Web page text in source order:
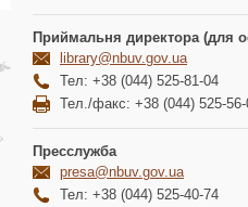
Приймальня директора (для
library@nbuv.gov.ua
Тел: +38 (044) 525-81-04
Тел./факс: +38 (044) 525-56-
Пресслужба
presa@nbuv.gov.ua
Тел: +38 (044) 525-40-74